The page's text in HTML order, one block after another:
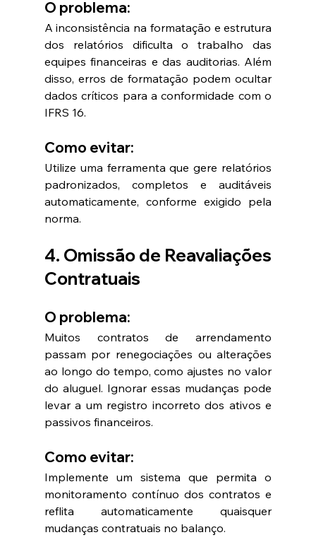
O problema:
A inconsistência na formatação e estrutura
dos relatórios dificulta o trabalho das
equipes financeiras e das auditorias. Além
disso, erros de formatação podem ocultar
dados críticos para a conformidade com o
IFRS 16.
Como evitar:
Utilize uma ferramenta que gere relatórios
padronizados, completos e auditáveis
automaticamente, conforme exigido pela
norma.
4. Omissão de Reavaliações
Contratuais
O problema:
Muitos contratos de arrendamento
passam por renegociações ou alterações
ao longo do tempo, como ajustes no valor
do aluguel. Ignorar essas mudanças pode
levar a um registro incorreto dos ativos e
passivos financeiros.
Como evitar:
Implemente um sistema que permita o
monitoramento contínuo dos contratos e
reflita automaticamente quaisquer
mudanças contratuais no balanço.